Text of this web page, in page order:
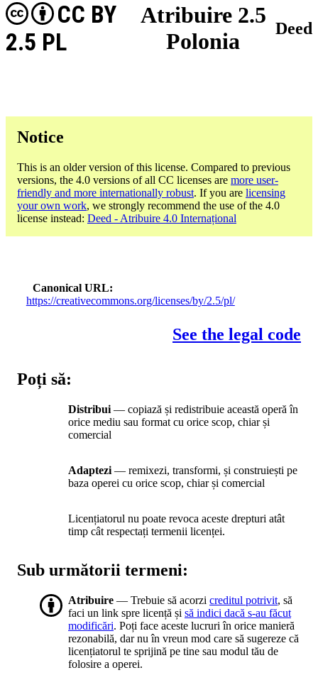
Atribuire 2.5
Polonia
CC BY
2.5 PL
Deed
Notice
This is an older version of this license. Compared to previous
versions, the 4.0 versions of all CC licenses are more user-
friendly and more internationally robust. If you are licensing
your own work, we strongly recommend the use of the 4.0
license instead: Deed - Atribuire 4.0 Internațional
Canonical URL
https://creativecommons.org/licenses/by/2.5/pl/
See the legal code
Poți să:
Distribui — copiază și redistribuie această operă în
orice mediu sau format cu orice scop, chiar și
comercial
Adaptezi — remixezi, transformi, și construiești pe
baza operei cu orice scop, chiar și comercial
Licențiatorul nu poate revoca aceste drepturi atât
timp cât respectați termenii licenței.
Sub următorii termeni:
Atribuire — Trebuie să acorzi creditul potrivit, să
faci un link spre licență și să indici dacă s-au făcut
modificări. Poți face aceste lucruri în orice manieră
rezonabilă, dar nu în vreun mod care să sugereze că
licențiatorul te sprijină pe tine sau modul tău de
folosire a operei.